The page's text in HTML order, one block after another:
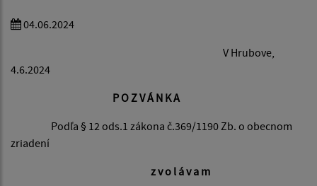
04.06.2024
V Hrubove,
4.6.2024
P O Z V Á N K A
Podľa § 12 ods.1 zákona č.369/1190 Zb. o obecnom
zriadení
z v o l á v a m